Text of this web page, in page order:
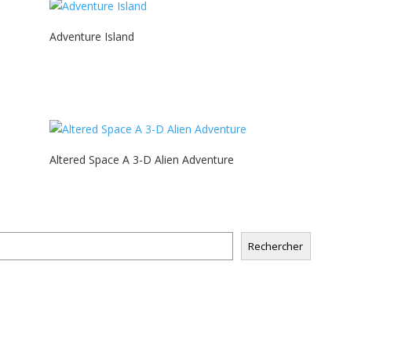
Adventure Island
Altered Space A 3-D Alien Adventure
Rechercher